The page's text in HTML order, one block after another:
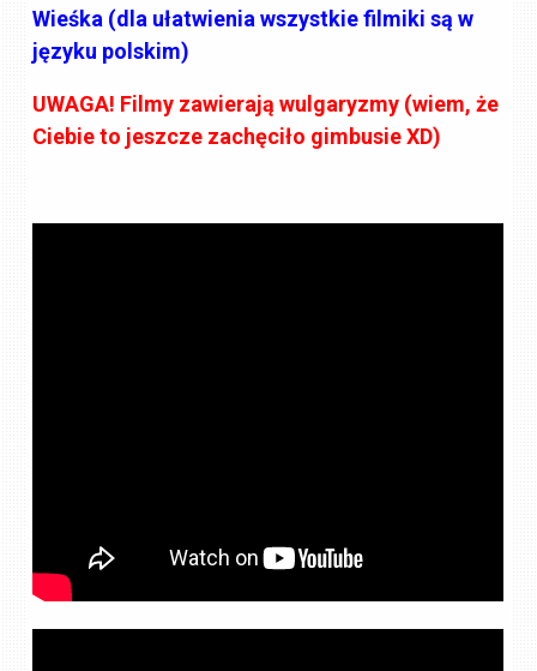
Wieśka (dla ułatwienia wszystkie filmiki są w
języku polskim)
UWAGA! Filmy zawierają wulgaryzmy (wiem, że
Ciebie to jeszcze zachęciło gimbusie XD)